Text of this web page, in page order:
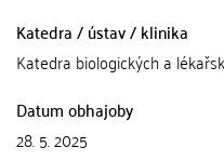
Katedra / ústav / klinika
Katedra biologických a
Datum obhajoby
28. 5. 2025